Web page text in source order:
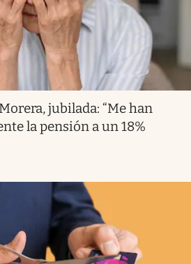
jubilada: “Me han
la pensión a un 18%